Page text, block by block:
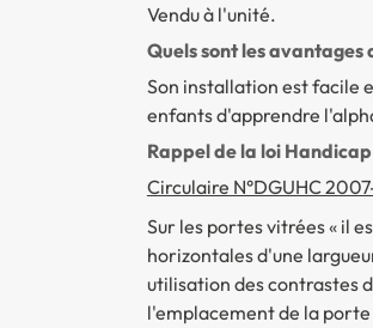
Vendu à l'unité.
Quels sont les avantages
Son installation est facile
enfants d'apprendre
Rappel de la loi
Circulaire N°DGUHC
Sur les portes vitrées « il
horizontales d'une
utilisation des contrastes
l'emplacement de la